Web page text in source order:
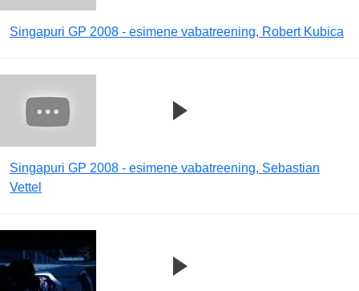
Singapuri GP 2008 - esimene vabatreening, Robert Kubica
Singapuri GP 2008 - esimene vabatreening, Sebastian
Vettel